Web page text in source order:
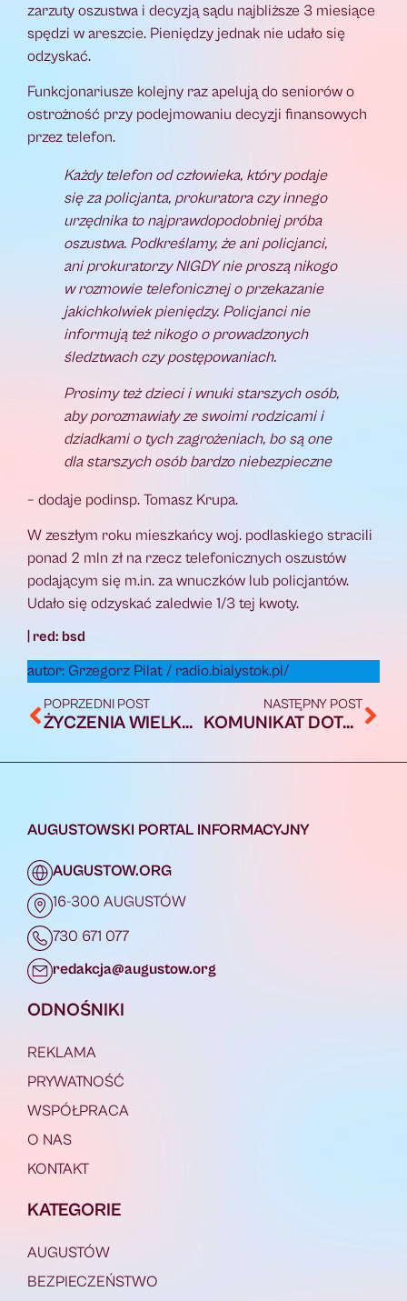
zarzuty oszustwa i decyzją sądu najbliższe 3 miesiące
spędzi w areszcie. Pieniędzy jednak nie udało się
odzyskać.
Funkcjonariusze kolejny raz apelują do seniorów o
ostrożność przy podejmowaniu decyzji finansowych
przez telefon.
Każdy telefon od człowieka, który podaje
się za policjanta, prokuratora czy innego
urzędnika to najprawdopodobniej próba
oszustwa. Podkreślamy, że ani policjanci,
ani prokuratorzy NIGDY nie proszą nikogo
w rozmowie telefonicznej o przekazanie
jakichkolwiek pieniędzy. Policjanci nie
informują też nikogo o prowadzonych
śledztwach czy postępowaniach.
Prosimy też dzieci i wnuki starszych osób,
aby porozmawiały ze swoimi rodzicami i
dziadkami o tych zagrożeniach, bo są one
dla starszych osób bardzo niebezpieczne
– dodaje podinsp. Tomasz Krupa.
W zeszłym roku mieszkańcy woj. podlaskiego stracili
ponad 2 mln zł na rzecz telefonicznych oszustów
podającym się m.in. za wnuczków lub policjantów.
Udało się odzyskać zaledwie 1/3 tej kwoty.
| red: bsd
autor: Grzegorz Pilat / radio.bialystok.pl/
POPRZEDNI POST
ŻYCZENIA WIELKANOCNE 2021
NASTĘPNY POST
KOMUNIKAT DOTYCZĄCY SYTUACJI EPIDEMIOLOGICZNEJ W POWIECIE AUGUSTOWSKIM / 24 marca 2021
AUGUSTOWSKI PORTAL INFORMACYJNY
AUGUSTOW.ORG
16-300 AUGUSTÓW
730 671 077
redakcja@augustow.org
ODNOŚNIKI
REKLAMA
PRYWATNOŚĆ
WSPÓŁPRACA
O NAS
KONTAKT
KATEGORIE
AUGUSTÓW
BEZPIECZEŃSTWO